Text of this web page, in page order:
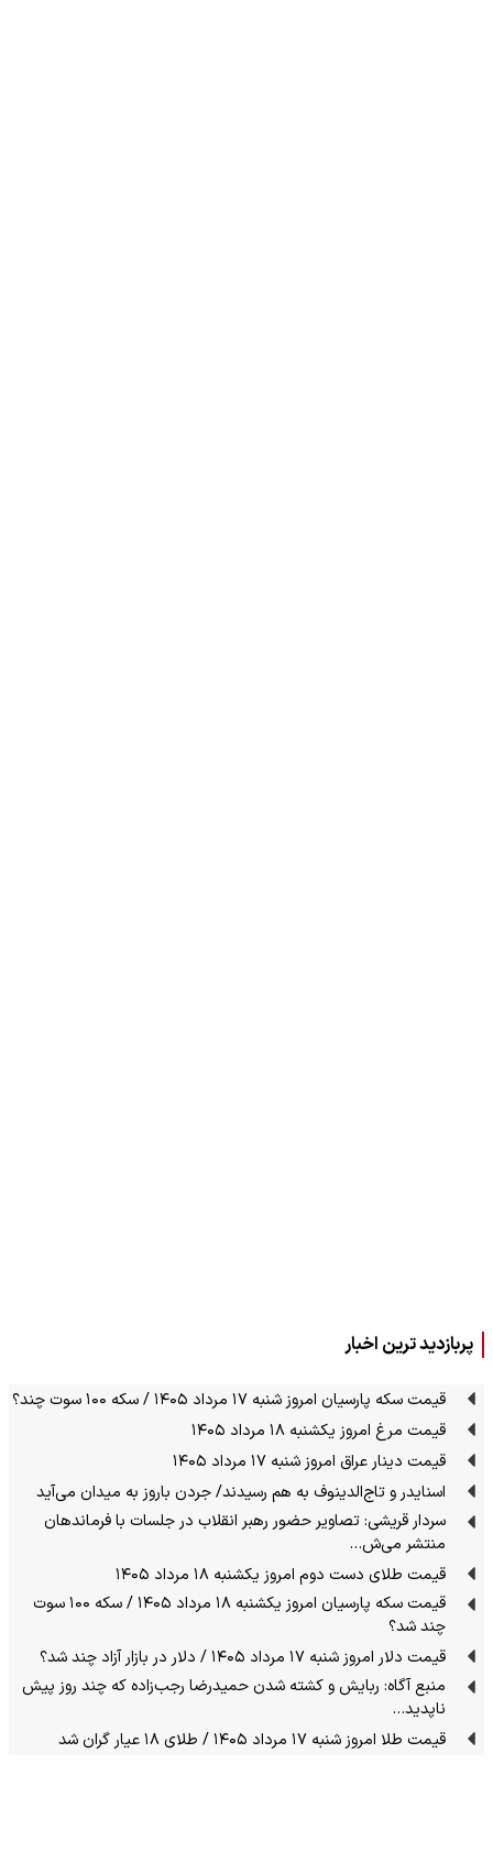
پربازدید ترین اخبار
قیمت سکه پارسیان امروز شنبه ۱۷ مرداد ۱۴۰۵ / سکه ۱۰۰ سوت چند؟
قیمت مرغ امروز یکشنبه ۱۸ مرداد ۱۴۰۵
قیمت دینار عراق امروز شنبه ۱۷ مرداد ۱۴۰۵
اسنایدر و تاج‌الدینوف به هم رسیدند/ جردن باروز به میدان می‌آید
سردار قریشی: تصاویر حضور رهبر انقلاب در جلسات با فرماندهان
منتشر می‌ش…
قیمت طلای دست دوم امروز یکشنبه ۱۸ مرداد ۱۴۰۵
قیمت سکه پارسیان امروز یکشنبه ۱۸ مرداد ۱۴۰۵ / سکه ۱۰۰ سوت
چند شد؟
قیمت دلار امروز شنبه ۱۷ مرداد ۱۴۰۵ / دلار در بازار آزاد چند شد؟
منبع آگاه: ربایش و کشته شدن حمیدرضا رجب‌زاده که چند روز پیش
ناپدید…
قیمت طلا امروز شنبه ۱۷ مرداد ۱۴۰۵ / طلای ۱۸ عیار گران شد